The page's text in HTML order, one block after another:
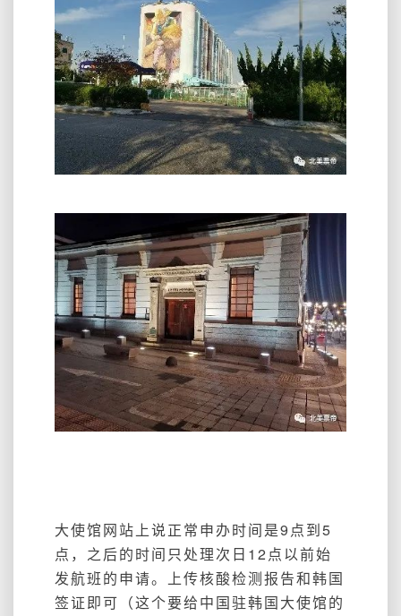
大使馆网站上说正常申办时间是9点到5
点，之后的时间只处理次日12点以前始
发航班的申请。上传核酸检测报告和韩国
签证即可（这个要给中国驻韩国大使馆的